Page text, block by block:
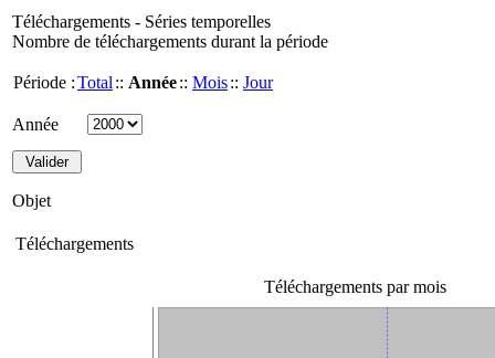
Téléchargements - Séries temporelles
Nombre de téléchargements durant la période
Période :Total :: Année:: Mois:: Jour
Année
Objet
Téléchargements
Téléchargements par mois